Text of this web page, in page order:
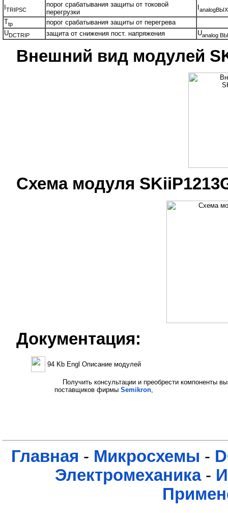
TRIPSC
порог срабатывания защиты от токовой
перегрузки
Ttp
порог срабатывания защиты от перегрева
UDCTRIP защита от снижения пост. напряжения Uanalog
Внешний вид модулей
Схема модуля
Документация:
94 Kb Engl Описание модулей
Получить консультации и преобрести компоненты
поставщиков фирмы Semikron,
Главная - Микросхемы -
Электромеханика-